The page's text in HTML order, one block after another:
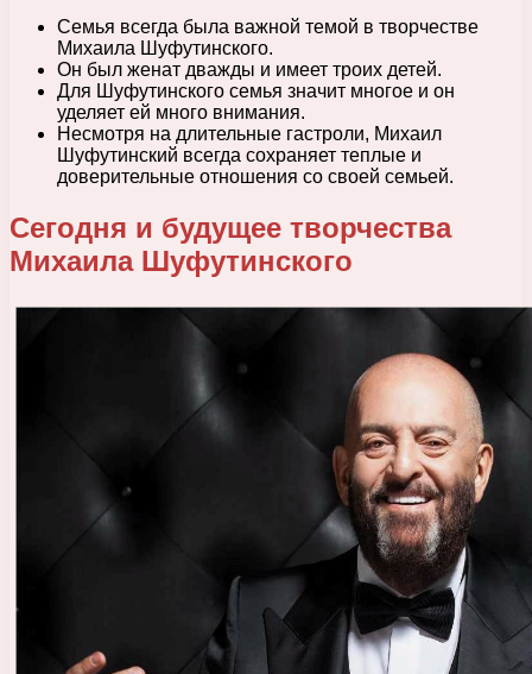
Семья всегда была важной темой в творчестве
Михаила Шуфутинского.
Он был женат дважды и имеет троих детей.
Для Шуфутинского семья значит многое и он
уделяет ей много внимания.
Несмотря на длительные гастроли, Михаил
Шуфутинский всегда сохраняет теплые и
доверительные отношения со своей семьей.
Сегодня и будущее творчества
Михаила Шуфутинского